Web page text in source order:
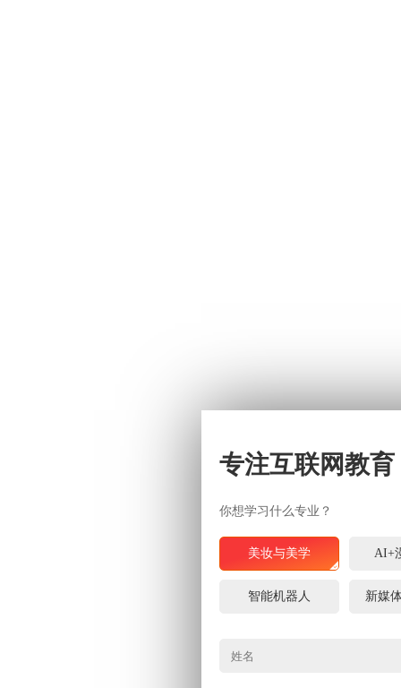
专注互联网教育
你想学习什么专业？
美妆与美学 AI+
智能机器人 新媒